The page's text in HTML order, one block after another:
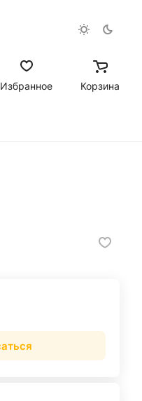
Избранное Корзина